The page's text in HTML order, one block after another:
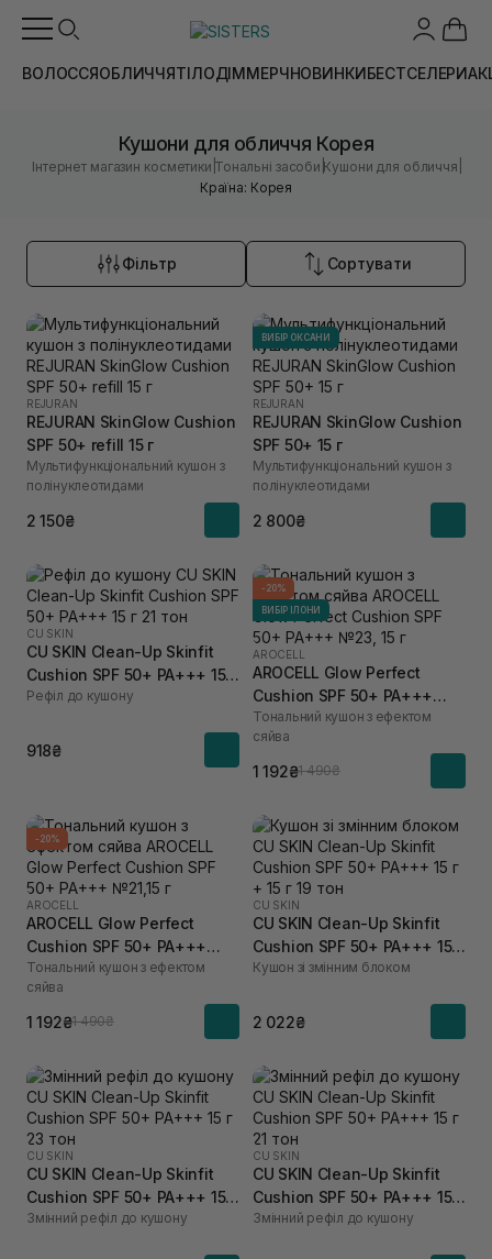
ВОЛОССЯОБЛИЧЧЯТІЛОДІММЕРЧНОВИНКИБЕСТСЕЛЕРИ
Кушони для обличчя Корея
Інтернет магазин косметики |Тональні засоби |Кушони для обличчя
Країна: Корея
Фільтр Сортувати
REJURAN
REJURAN SkinGlow Cushion
SPF 50+ refill 15 г
Мультифункціональний кушон з
полінуклеотидами
2 150₴
ВИБІР ОКСАНИ
REJURAN
REJURAN SkinGlow Cushion
SPF 50+ 15 г
Мультифункціональний кушон з
полінуклеотидами
2 800₴
CU SKIN
CU SKIN Clean-Up Skinfit
Cushion SPF 50+ PA+++ 15 г
21 тон
Рефіл до кушону
918₴
-20%
ВИБІР ІЛОНИ
AROCELL
AROCELL Glow Perfect
Cushion SPF 50+ PA+++
№23, 15 г
Тональний кушон з ефектом
сяйва
1 192₴1 490₴
-20%
AROCELL
AROCELL Glow Perfect
Cushion SPF 50+ PA+++
№21,15 г
Тональний кушон з ефектом
сяйва
1 192₴1 490₴
CU SKIN
CU SKIN Clean-Up Skinfit
Cushion SPF 50+ PA+++ 15 г
+ 15 г 19 тон
Кушон зі змінним блоком
2 022₴
CU SKIN
CU SKIN Clean-Up Skinfit
Cushion SPF 50+ PA+++ 15 г
23 тон
Змінний рефіл до кушону
CU SKIN
CU SKIN Clean-Up Skinfit
Cushion SPF 50+ PA+++ 15 г
21 тон
Змінний рефіл до кушону